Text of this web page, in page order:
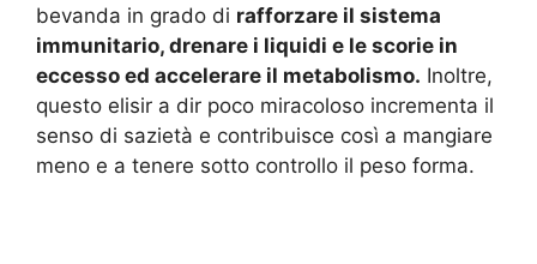
bevanda in grado di rafforzare il sistema
immunitario, drenare i liquidi e le scorie in
eccesso ed accelerare il metabolismo. Inoltre,
questo elisir a dir poco miracoloso incrementa il
senso di sazietà e contribuisce così a mangiare
meno e a tenere sotto controllo il peso forma.